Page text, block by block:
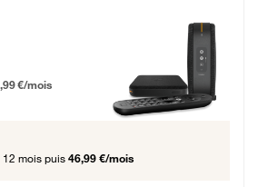
12 mois puis 51,99 € par mois, Engagement 12 mois
€/mois
12 mois puis 46,99 €/mois